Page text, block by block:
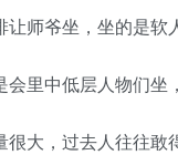
师爷坐，坐的是软
里中低层人物们坐
大，过去人往往敢